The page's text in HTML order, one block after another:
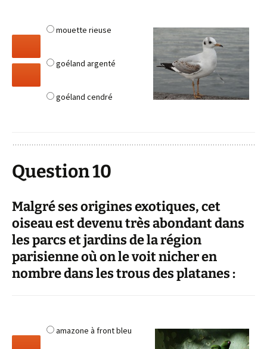
mouette rieuse
goéland argenté
goéland cendré
Question 10
Malgré ses origines exotiques, cet
oiseau est devenu très abondant dans
les parcs et jardins de la région
parisienne où on le voit nicher en
nombre dans les trous des platanes :
amazone à front bleu